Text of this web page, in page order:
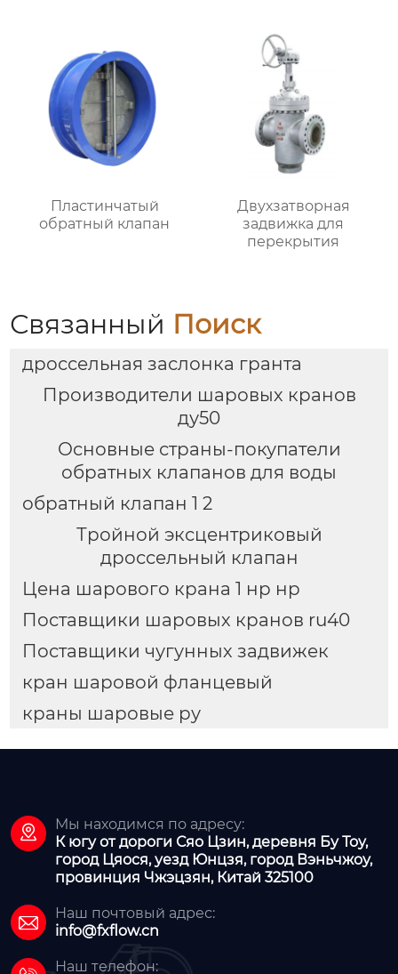
Пластинчатый
обратный клапан
Двухзатворная
задвижка для
перекрытия
Связанный Поиск
дроссельная заслонка гранта
Производители шаровых кранов
ду50
Основные страны-покупатели
обратных клапанов для воды
обратный клапан 1 2
Тройной эксцентриковый
дроссельный клапан
Цена шарового крана 1 нр нр
Поставщики шаровых кранов ru40
Поставщики чугунных задвижек
кран шаровой фланцевый
краны шаровые ру

Мы находимся по адресу:
К югу от дороги Сяо Цзин, деревня Бу Тоу,
город Цяося, уезд Юнцзя, город Вэньчжоу,
провинция Чжэцзян, Китай 325100

Наш почтовый адрес:
info@fxflow.cn
Наш телефон: